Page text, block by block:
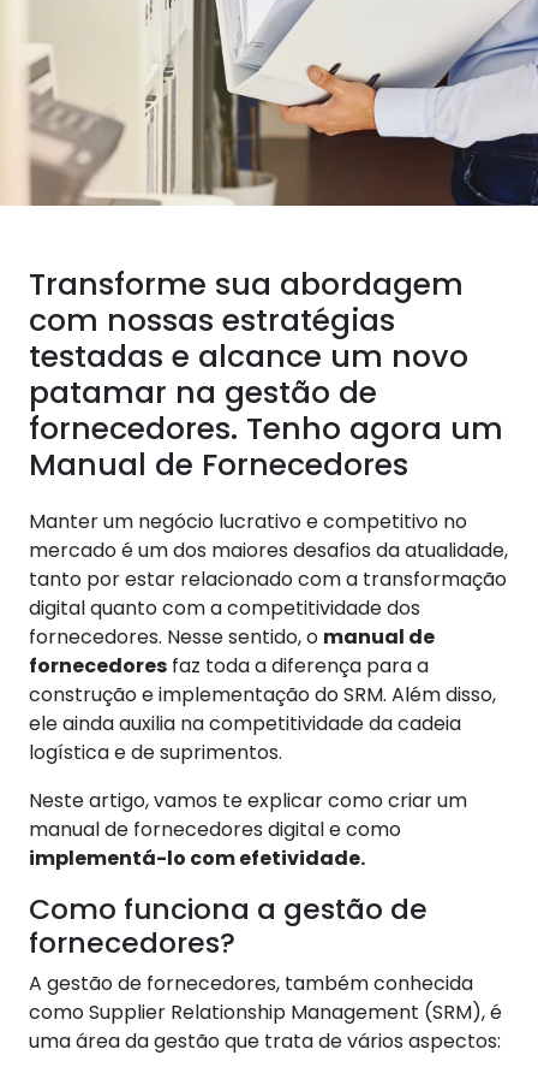
Transforme sua abordagem
com nossas estratégias
testadas e alcance um novo
patamar na gestão de
fornecedores. Tenho agora um
Manual de Fornecedores
Manter um negócio lucrativo e competitivo no
mercado é um dos maiores desafios da atualidade,
tanto por estar relacionado com a transformação
digital quanto com a competitividade dos
fornecedores. Nesse sentido, o manual de
fornecedores faz toda a diferença para a
construção e implementação do SRM. Além disso,
ele ainda auxilia na competitividade da cadeia
logística e de suprimentos.
Neste artigo, vamos te explicar como criar um
manual de fornecedores digital e como
implementá-lo com efetividade.
Como funciona a gestão de
fornecedores?
A gestão de fornecedores, também conhecida
como Supplier Relationship Management (SRM), é
uma área da gestão que trata de vários aspectos: